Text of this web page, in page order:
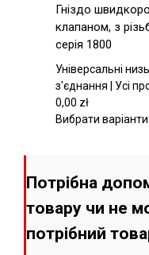
має
на
Гніздо
клапаном, з
серія 1800
Універсальні
з'єднання | Усі
0,00 zł
Вибрати
Потрібна
товару чи не
потрібний